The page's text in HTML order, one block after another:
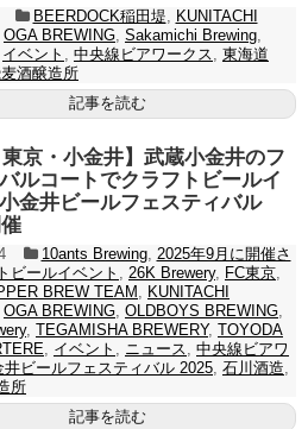
BEERDOCK稲田堤, KUNITACHI
OGA BREWING, Sakamichi Brewing,
イベント , 中央線ビアワークス, 東海道
酒醸造所
記事を読む
東京・小金井】武蔵小金井のフ
ルコートでクラフトビールイ
金井ビールフェスティバル
10ants Brewing, 2025年9月に開催さ
ビールイベント , 26K Brewery, FC東京,
BREW TEAM , KUNITACHI
OGA BREWING, OLDBOYS BREWING,
, TEGAMISHA BREWERY, TOYODA
, イベント , ニュース, 中央線ビアワ
井ビールフェスティバル 2025, 石川酒造,
所
記事を読む